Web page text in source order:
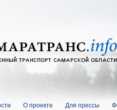
О проекте Для прессы